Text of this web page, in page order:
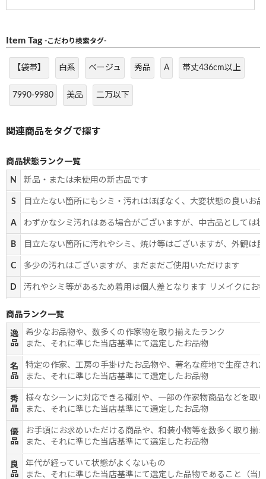
Item Tag -こだわり検索タグ-
【袋帯】 白系 ベージュ 秀品 A 帯丈436cm以上
7990-9980 美品 二万以下
商品状態ランク一覧
N 新品・または未使用の新古品です
S 目立たない箇所にもシミ・汚れはほぼなく、大変状態の良いお
A わずかなシミ汚れはある場合がございますが、中古品としては
B 目立たない箇所に汚れやシミ、焼け等はございますが、外観は
C 多少の汚れはございますが、まだまだご使用いただけます
D 汚れやシミ等があるため着用は個人差となります リメイクにお
商品ランク一覧
逸
品
希少なお品物や、数多くの作家物を取り揃えたランク
また、それに準じた当店基準にて選定したお品物
名
品
特定の作家、工房の手掛けたお品物や、著名な産地で生産され
また、それに準じた当店基準にて選定したお品物
秀
品
様々なシーンに対応できる種別や、一部の作家物商品などを取
また、それに準じた当店基準にて選定したお品物
優
品
お手頃にお求めいただける商品や、和装小物等を数多く取り揃
また、それに準じた当店基準にて選定したお品物
良
品
年代が経っていて状態がよくないもの
また、それに準じた当店基準にて選定した品物であること（当